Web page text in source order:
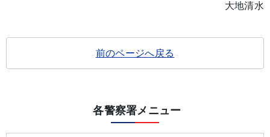
大地清水
前のページへ戻る
各警察署メニュー